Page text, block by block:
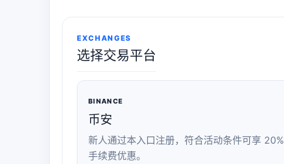
EXCHANGES
选择交易平台
BINANCE
币安
新人通过本入口注册，符合活动条件可享 20%
手续费优惠。